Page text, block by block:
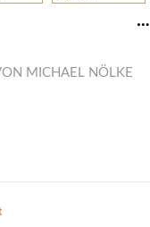
…
MICHAEL NÖLKE